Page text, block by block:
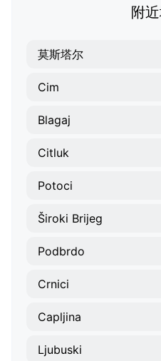
附
莫斯塔尔
Cim
Blagaj
Citluk
Potoci
Široki Brijeg
Podbrdo
Crnici
Capljina
Ljubuski